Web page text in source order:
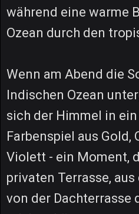
während eine warme
Ozean durch den
Wenn am Abend die
Indischen Ozean
sich der Himmel in
Farbenspiel aus Gold,
Violett - ein Moment,
privaten Terrasse,
von der Dachterrasse